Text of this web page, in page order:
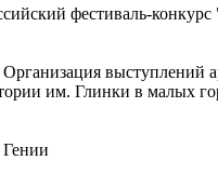
фестиваль-
выступлений
им. Глинки в малых